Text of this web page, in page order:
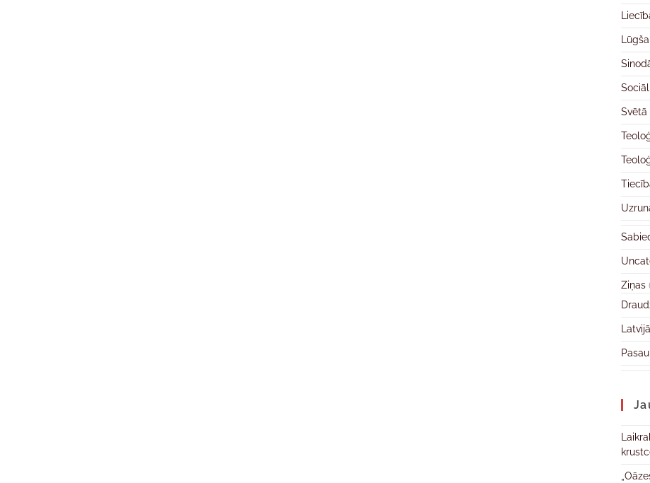
Svētā
Ziņas
Latvijā